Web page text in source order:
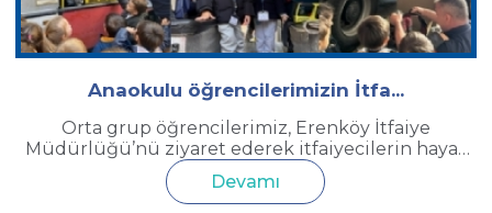
Anaokulu öğrencilerimizin İtfa...
Orta grup öğrencilerimiz, Erenköy İtfaiye
Müdürlüğü’nü ziyaret ederek itfaiyecilerin hayat
kurtaran görevlerini yakından tanıma fırsatı
buldular....
Devamı